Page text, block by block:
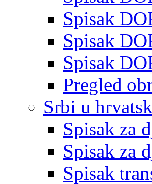
Spisak
Spisak
Spisak
Pregled
Srbi u
Spisak za
Spisak za
Spisak